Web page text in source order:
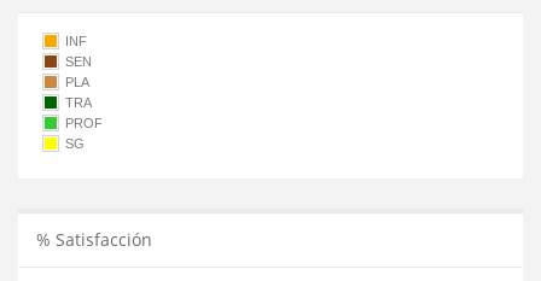
INF
SEN
PLA
TRA
PROF
SG
% Satisfacción